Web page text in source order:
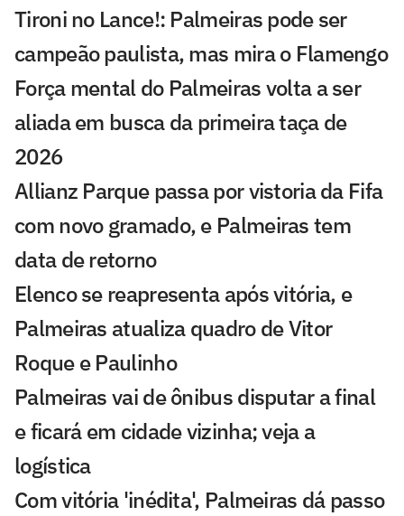
Tironi no Lance!: Palmeiras pode ser
campeão paulista, mas mira o Flamengo
Força mental do Palmeiras volta a ser
aliada em busca da primeira taça de
2026
Allianz Parque passa por vistoria da Fifa
com novo gramado, e Palmeiras tem
data de retorno
Elenco se reapresenta após vitória, e
Palmeiras atualiza quadro de Vitor
Roque e Paulinho
Palmeiras vai de ônibus disputar a final
e ficará em cidade vizinha; veja a
logística
Com vitória 'inédita', Palmeiras dá passo